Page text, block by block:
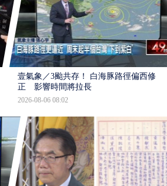
壹氣象／3颱共存！ 白海豚路徑偏西修
正 影響時間將拉長
2026-08-06 08:02